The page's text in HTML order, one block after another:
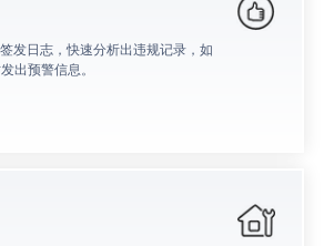
发日志，快速分析出违规记录，如
出预警信息。